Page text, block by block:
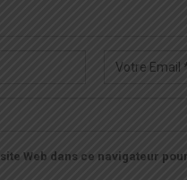
Web dans ce navigateur